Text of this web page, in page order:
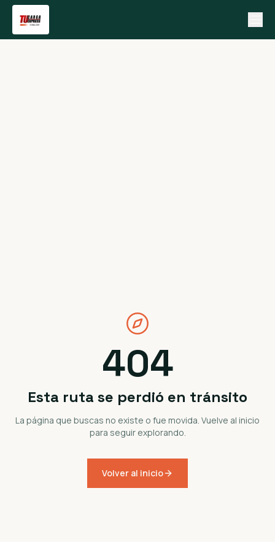
404
Esta ruta se perdió en tránsito
La página que buscas no existe o fue movida. Vuelve al inicio
para seguir explorando.
Volver al inicio